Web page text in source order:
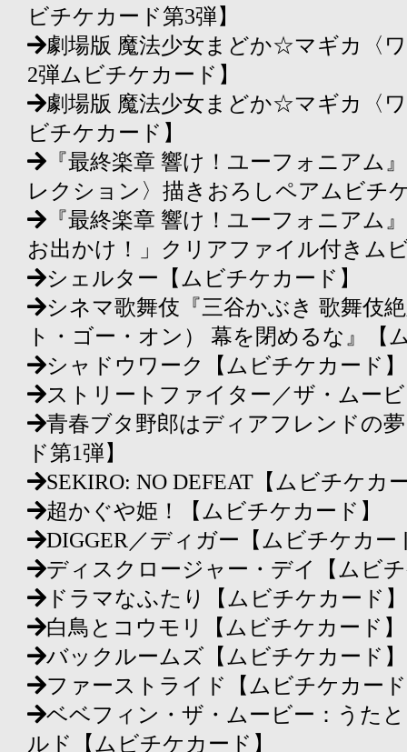
ビチケカード第3弾】
劇場版 魔法少女まどか☆マギカ〈
2弾ムビチケカード】
劇場版 魔法少女まどか☆マギカ〈
ビチケカード】
『最終楽章 響け！ユーフォニアム
レクション〉描きおろしペアムビチ
『最終楽章 響け！ユーフォニアム
お出かけ！」クリアファイル付きム
シェルター【ムビチケカード】
シネマ歌舞伎『三谷かぶき 歌舞伎
ト・ゴー・オン） 幕を閉めるな』【
シャドウワーク【ムビチケカード】
ストリートファイター／ザ・ムー
青春ブタ野郎はディアフレンドの
ド第1弾】
SEKIRO: NO DEFEAT【ムビチケカ
超かぐや姫！【ムビチケカード】
DIGGER／ディガー【ムビチケカー
ディスクロージャー・デイ【ムビ
ドラマなふたり【ムビチケカード】
白鳥とコウモリ【ムビチケカード】
バックルームズ【ムビチケカード】
ファーストライド【ムビチケカー
ベベフィン・ザ・ムービー：うた
ルド【ムビチケカード】